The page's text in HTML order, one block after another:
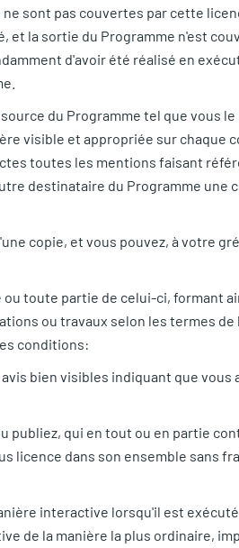
sont pas couvertes par cette
et la sortie du Programme n'est
d'avoir été réalisé en
du Programme tel que vous le
visible et appropriée sur chaque
toutes les mentions faisant
destinataire du Programme une
copie, et vous pouvez, à votre
toute partie de celui-ci, formant
ou travaux selon les termes de
conditions:
bien visibles indiquant que vous
publiez, qui en tout ou en partie
licence dans son ensemble sans
interactive lorsqu'il est
de la manière la plus ordinaire,